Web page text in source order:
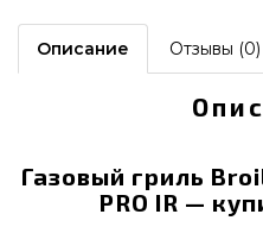
Описание Отзывы (0)
Газовый гриль
PRO IR —